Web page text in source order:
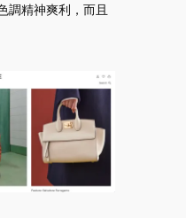
調精神爽利，而且